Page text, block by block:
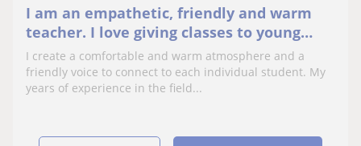
I am an empathetic, friendly and warm
teacher. I love giving classes to young
learners/teenagers.
I create a comfortable and warm atmosphere and a
friendly voice to connect to each individual student. My
years of experience in the field...